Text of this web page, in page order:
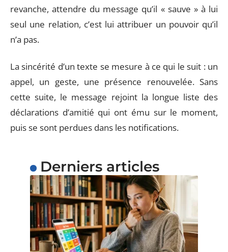
revanche, attendre du message qu’il « sauve » à lui
seul une relation, c’est lui attribuer un pouvoir qu’il
n’a pas.
La sincérité d’un texte se mesure à ce qui le suit : un
appel, un geste, une présence renouvelée. Sans
cette suite, le message rejoint la longue liste des
déclarations d’amitié qui ont ému sur le moment,
puis se sont perdues dans les notifications.
Derniers articles